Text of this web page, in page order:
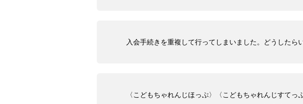
入会手続きを重複して行ってしまいました。どうしたら
〈こどもちゃれんじほっぷ〉〈こどもちゃれんじすてっ